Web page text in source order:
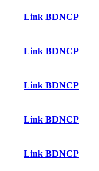
Link BDNCP
Link BDNCP
Link BDNCP
Link BDNCP
Link BDNCP